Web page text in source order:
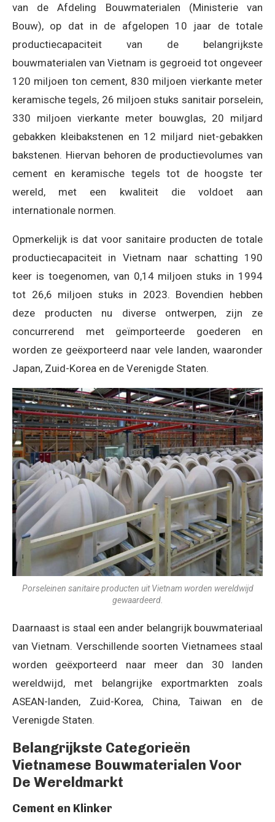
van de Afdeling Bouwmaterialen (Ministerie van
Bouw), op dat in de afgelopen 10 jaar de totale
productiecapaciteit van de belangrijkste
bouwmaterialen van Vietnam is gegroeid tot ongeveer
120 miljoen ton cement, 830 miljoen vierkante meter
keramische tegels, 26 miljoen stuks sanitair porselein,
330 miljoen vierkante meter bouwglas, 20 miljard
gebakken kleibakstenen en 12 miljard niet-gebakken
bakstenen. Hiervan behoren de productievolumes van
cement en keramische tegels tot de hoogste ter
wereld, met een kwaliteit die voldoet aan
internationale normen.
Opmerkelijk is dat voor sanitaire producten de totale
productiecapaciteit in Vietnam naar schatting 190
keer is toegenomen, van 0,14 miljoen stuks in 1994
tot 26,6 miljoen stuks in 2023. Bovendien hebben
deze producten nu diverse ontwerpen, zijn ze
concurrerend met geïmporteerde goederen en
worden ze geëxporteerd naar vele landen, waaronder
Japan, Zuid-Korea en de Verenigde Staten.
Porseleinen sanitaire producten uit Vietnam worden wereldwijd
gewaardeerd.
Daarnaast is staal een ander belangrijk bouwmateriaal
van Vietnam. Verschillende soorten Vietnamees staal
worden geëxporteerd naar meer dan 30 landen
wereldwijd, met belangrijke exportmarkten zoals
ASEAN-landen, Zuid-Korea, China, Taiwan en de
Verenigde Staten.
Belangrijkste Categorieën
Vietnamese Bouwmaterialen Voor
De Wereldmarkt
Cement en Klinker